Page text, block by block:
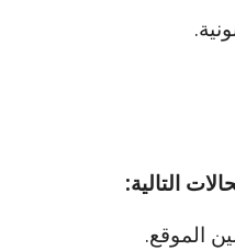
التالية:
الموقع.